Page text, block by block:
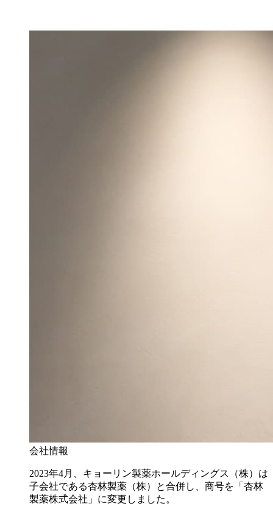
会社情報
2023年4月、キョーリン製薬ホールディングス（株）は
子会社である杏林製薬（株）と合併し、商号を「杏林
製薬株式会社」に変更しました。